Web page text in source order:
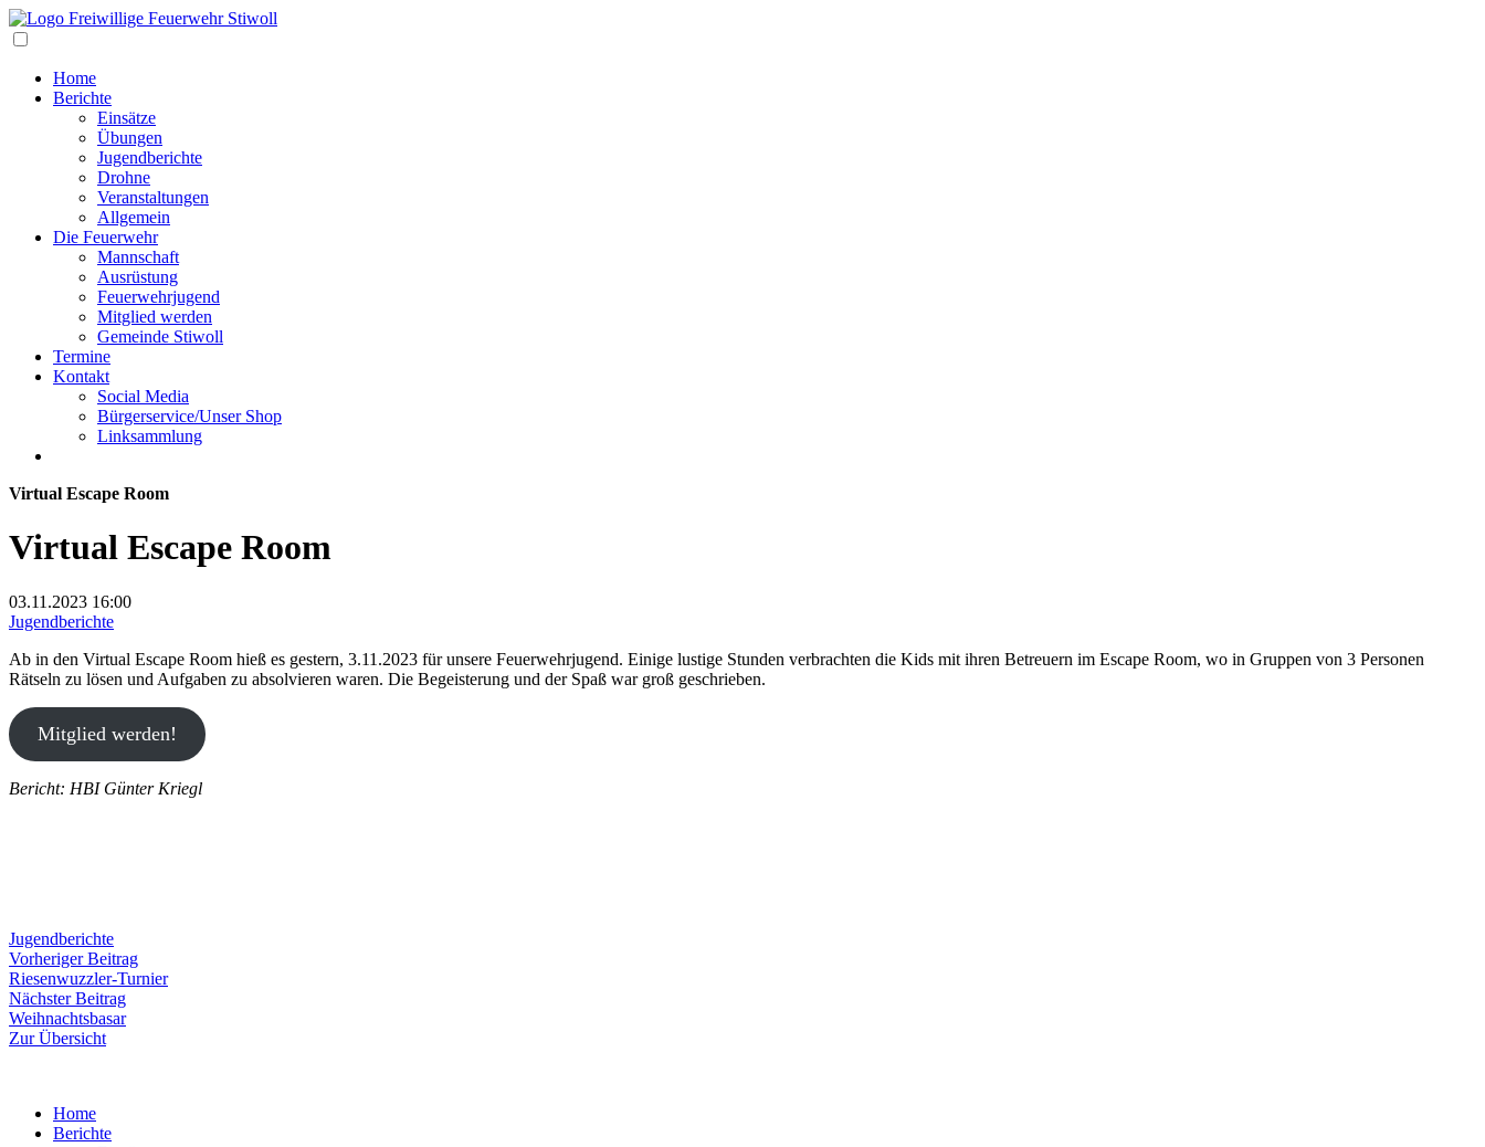
Home
Berichte
Einsätze
Übungen
Jugendberichte
Drohne
Veranstaltungen
Allgemein
Die Feuerwehr
Mannschaft
Ausrüstung
Feuerwehrjugend
Mitglied werden
Gemeinde Stiwoll
Termine
Kontakt
Social Media
Bürgerservice/Unser Shop
Linksammlung
Virtual Escape Room
Virtual Escape Room
03.11.2023 16:00
Jugendberichte
Ab in den Virtual Escape Room hieß es gestern, 3.11.2023 für unsere Feuerwehrjugend. Einige lustige Stunden verbrachten die Kids mit ihren Betreuern im Escape Room, wo in Gruppen von 3 Personen
Rätseln zu lösen und Aufgaben zu absolvieren waren. Die Begeisterung und der Spaß war groß geschrieben.
Mitglied werden!
Bericht: HBI Günter Kriegl
Jugendberichte
Beitragsnavigation
Vorheriger BeitragVorheriger
Beitrag:
Riesenwuzzler-Turnier
Nächster BeitragNächster
Beitrag:
Weihnachtsbasar
Zur Übersicht
Home
Berichte